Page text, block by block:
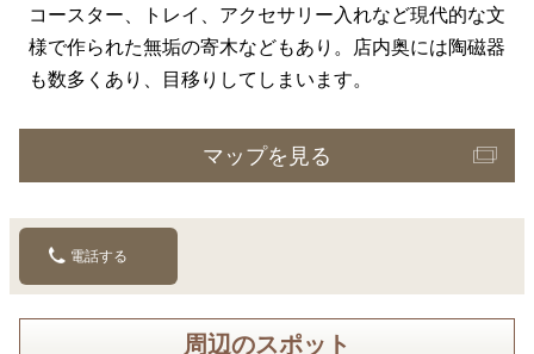
コースター、トレイ、アクセサリー入れなど現代的な文
様で作られた無垢の寄木などもあり。店内奥には陶磁器
も数多くあり、目移りしてしまいます。
マップを見る
電話する
周辺のスポット